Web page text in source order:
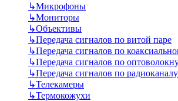
↳Микрофоны
↳Мониторы
↳Объективы
↳Передача сигналов по витой паре
↳Передача сигналов по
↳Передача сигналов по
↳Передача сигналов по радиоканалу
↳Телекамеры
↳Термокожухи